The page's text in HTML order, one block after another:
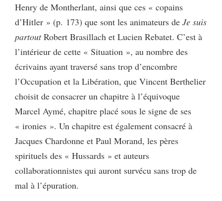
Henry de Montherlant, ainsi que ces « copains
d’Hitler » (p. 173) que sont les animateurs de Je suis
partoutRobert Brasillach et Lucien Rebatet. C’est à
l’intérieur de cette « Situation », au nombre des
écrivains ayant traversé sans trop d’encombre
l’Occupation et la Libération, que Vincent Berthelier
choisit de consacrer un chapitre à l’équivoque
Marcel Aymé, chapitre placé sous le signe de ses
« ironies ». Un chapitre est également consacré à
Jacques Chardonne et Paul Morand, les pères
spirituels des « Hussards » et auteurs
collaborationnistes qui auront survécu sans trop de
mal à l’épuration.